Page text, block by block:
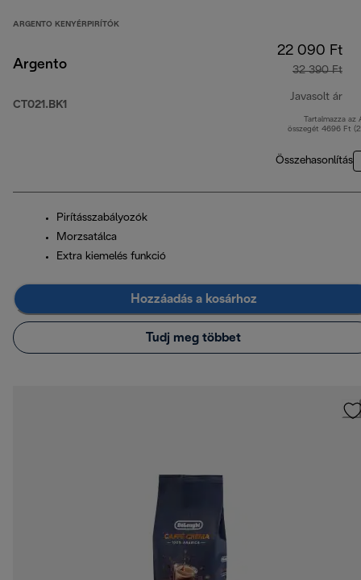
ARGENTO KENYÉRPIRÍTÓK
Argento
CT021.BK1
22 090 Ft
32 390 Ft
Javasolt ár
Tartalmazza az
összegét 4696 Ft
Összehasonlítás
Pirításszabályozók
Morzsatálca
Extra kiemelés funkció
Hozzáadás a kosárhoz
Tudj meg többet